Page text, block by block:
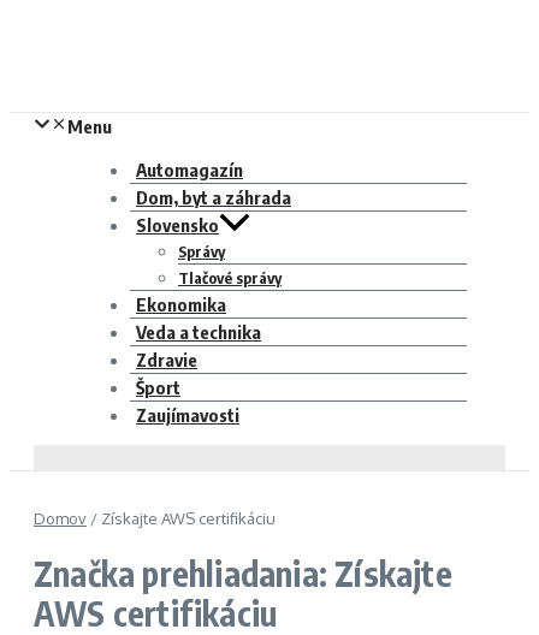
Menu
Automagazín
Dom, byt a záhrada
Slovensko
Správy
Tlačové správy
Ekonomika
Veda a technika
Zdravie
Šport
Zaujímavosti
Domov / Získajte AWS certifikáciu
Značka prehliadania: Získajte
AWS certifikáciu